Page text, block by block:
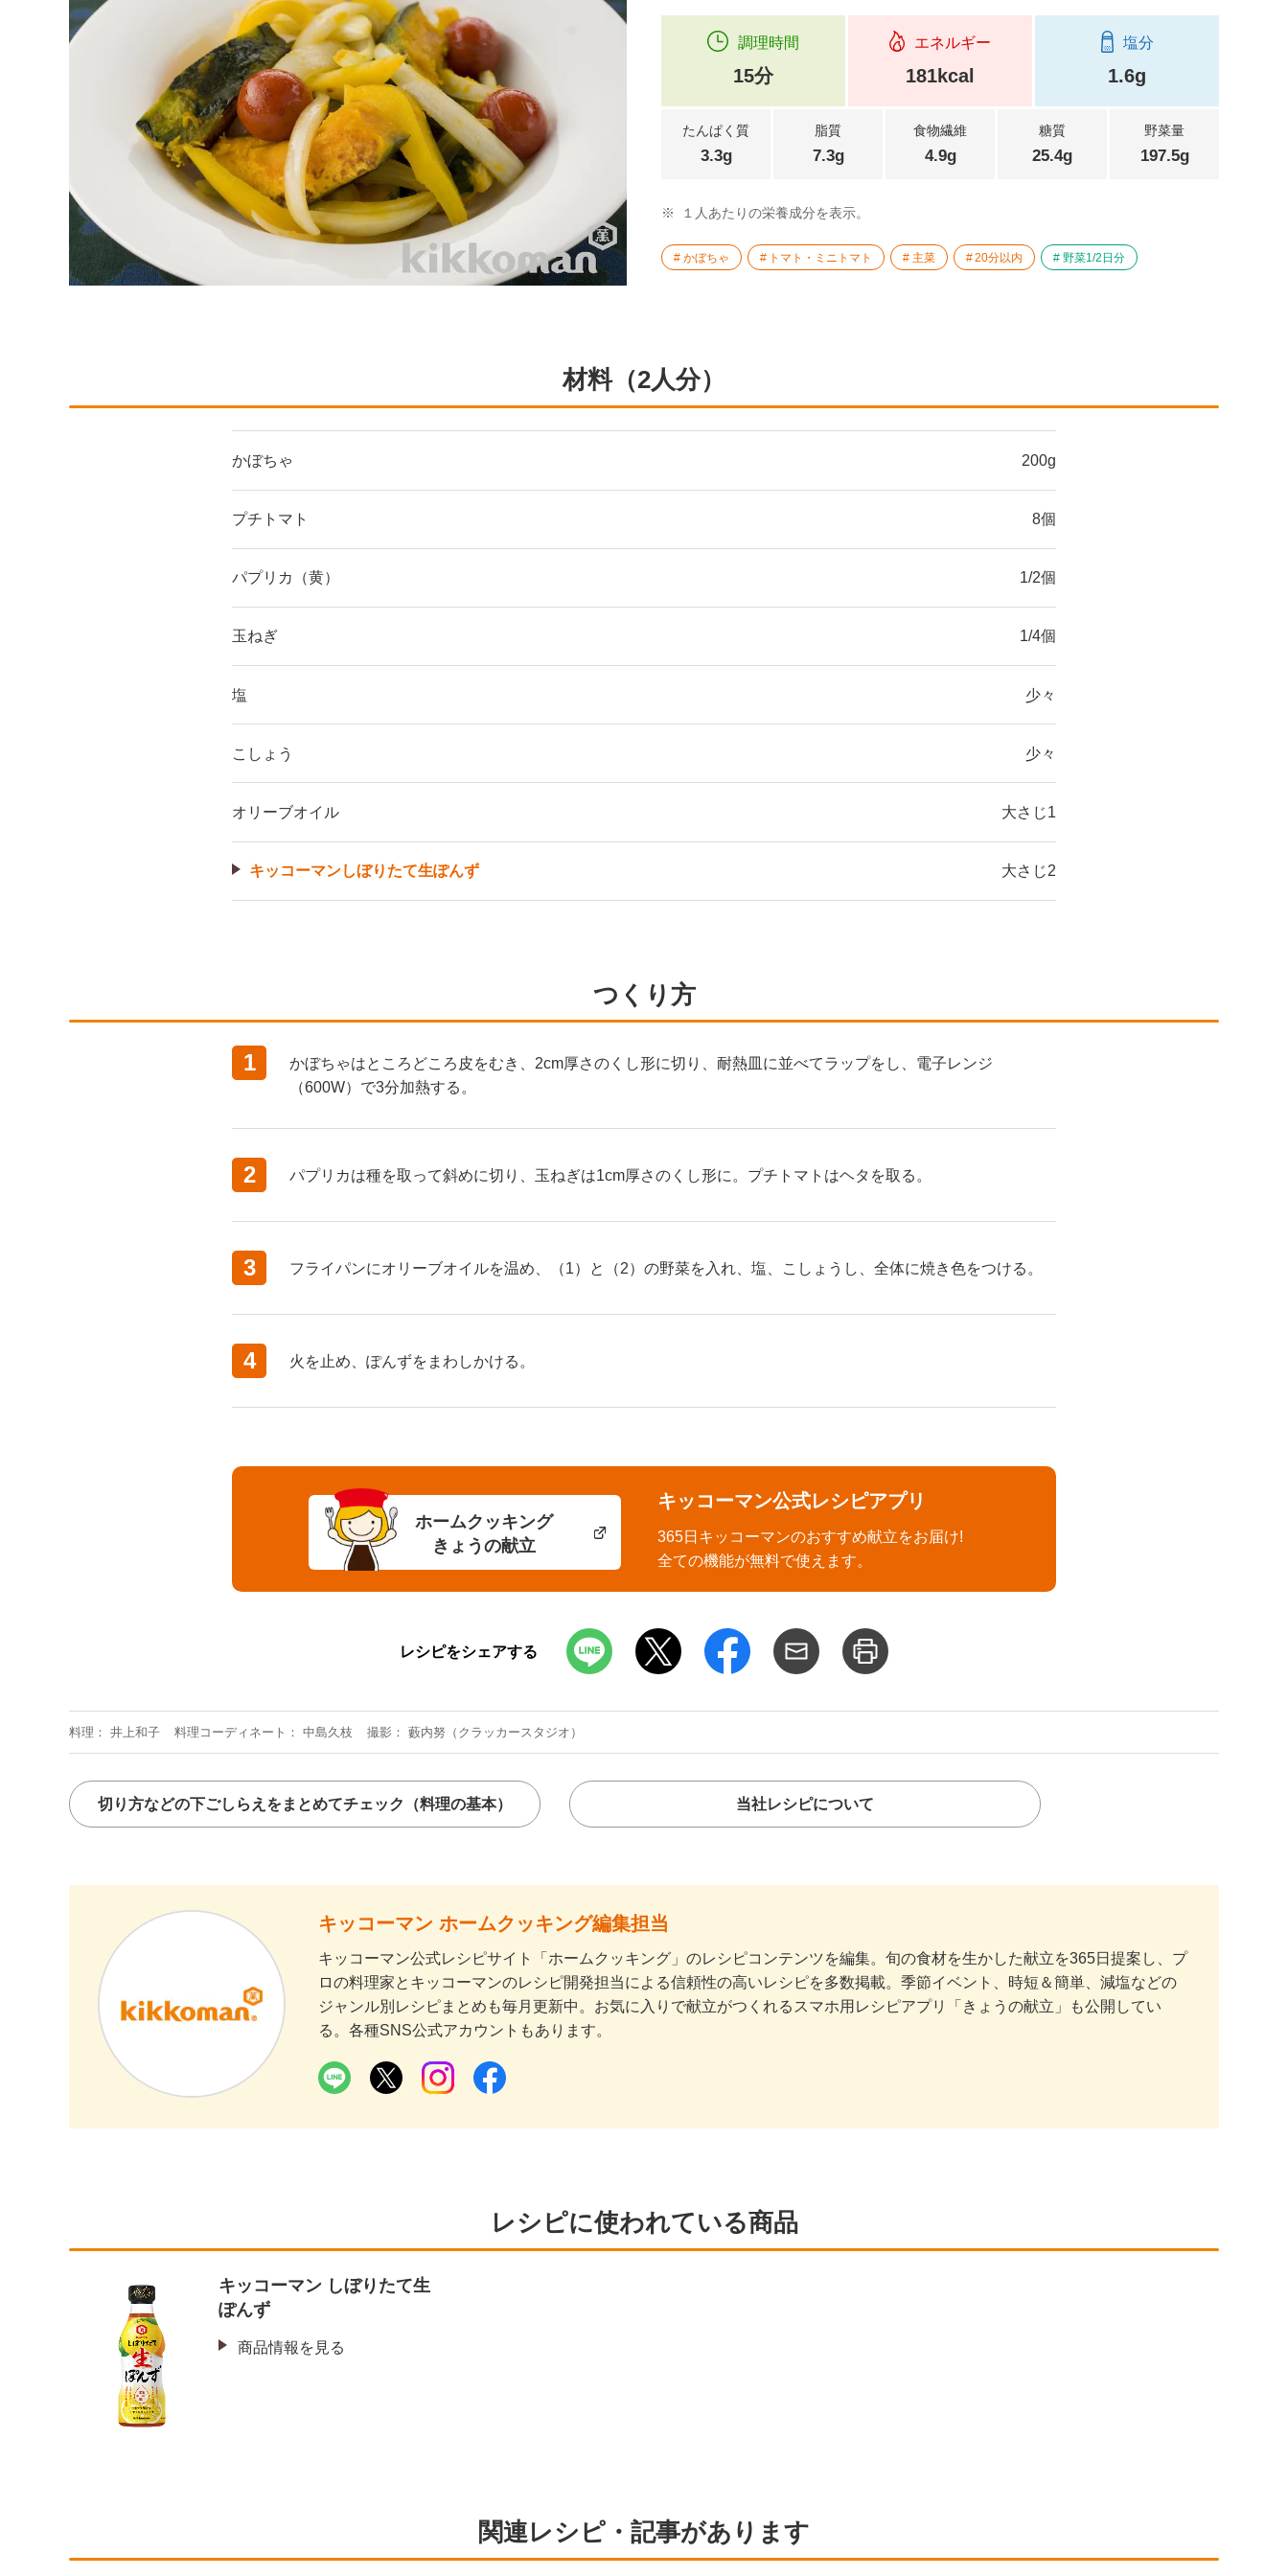
調理時間
15分
エネルギー
181kcal
塩分
1.6g
たんぱく質
3.3g
脂質
7.3g
食物繊維
4.9g
糖質
25.4g
野菜量
197.5g
※ １人あたりの栄養成分を表示。
かぼちゃ トマト・ミニトマト 主菜 20分以内 野菜1/2日分
材料（2人分）
かぼちゃ 200g
プチトマト 8個
パプリカ（黄） 1/2個
玉ねぎ 1/4個
塩 少々
こしょう 少々
オリーブオイル 大さじ1
キッコーマンしぼりたて生ぽんず 大さじ2
つくり方
1
かぼちゃはところどころ皮をむき、2cm厚さのくし形に切り、耐熱皿に並べてラップをし、電子レンジ
（600W）で3分加熱する。
2 パプリカは種を取って斜めに切り、玉ねぎは1cm厚さのくし形に。プチトマトはヘタを取る。
3 フライパンにオリーブオイルを温め、（1）と（2）の野菜を入れ、塩、こしょうし、全体に焼き色をつける。
4 火を止め、ぽんずをまわしかける。
ホームクッキング
きょうの献立
キッコーマン公式レシピアプリ
365日キッコーマンのおすすめ献立をお届け!
全ての機能が無料で使えます。
レシピをシェアする
料理 井上和子 料理コーディネート 中島久枝 撮影 藪内努（クラッカースタジオ）
切り方などの下ごしらえをまとめてチェック （料理の基本） 当社レシピについて
キッコーマン ホームクッキング編集担当
キッコーマン公式レシピサイト「ホームクッキング」のレシピコンテンツを編集。旬の食材を生かした献立を365日提案し、プ
ロの料理家とキッコーマンのレシピ開発担当による信頼性の高いレシピを多数掲載。季節イベント、時短＆簡単、減塩などの
ジャンル別レシピまとめも毎月更新中。お気に入りで献立がつくれるスマホ用レシピアプリ「きょうの献立」も公開してい
る。各種SNS公式アカウントもあります。
レシピに使われている商品
キッコーマン しぼりたて生
ぽんず
商品情報を見る
関連レシピ・記事があります